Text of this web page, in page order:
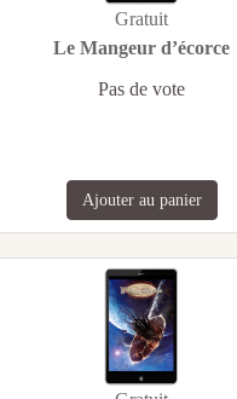
Gratuit
Le Mangeur d’écorce
Pas de vote
Ajouter au panier